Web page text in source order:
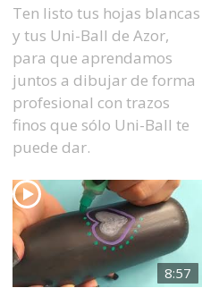
Ten listo tus hojas blancas
y tus Uni-Ball de Azor,
para que aprendamos
juntos a dibujar de forma
profesional con trazos
finos que sólo Uni-Ball te
puede dar.
8:57